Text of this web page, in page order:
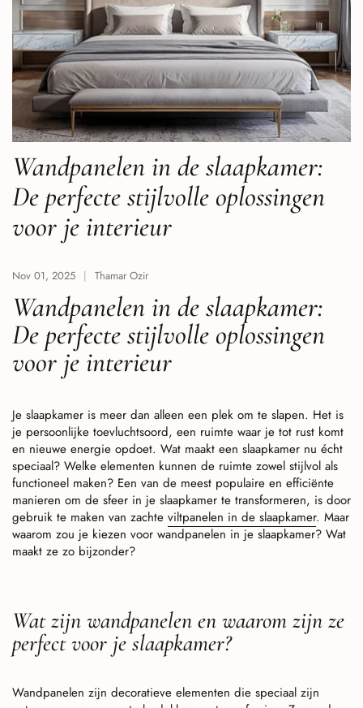
Wandpanelen in de slaapkamer:
De perfecte stijlvolle oplossingen
voor je interieur
Nov 01, 2025 Thamar Ozir
Wandpanelen in de slaapkamer:
De perfecte stijlvolle oplossingen
voor je interieur
Je slaapkamer is meer dan alleen een plek om te slapen. Het is
je persoonlijke toevluchtsoord, een ruimte waar je tot rust komt
en nieuwe energie opdoet. Wat maakt een slaapkamer nu écht
speciaal? Welke elementen kunnen de ruimte zowel stijlvol als
functioneel maken? Een van de meest populaire en efficiënte
manieren om de sfeer in je slaapkamer te transformeren, is door
gebruik te maken van zachte viltpanelen in de slaapkamer. Maar
waarom zou je kiezen voor wandpanelen in je slaapkamer? Wat
maakt ze zo bijzonder?
Wat zijn wandpanelen en waarom zijn ze
perfect voor je slaapkamer?
Wandpanelen zijn decoratieve elementen die speciaal zijn